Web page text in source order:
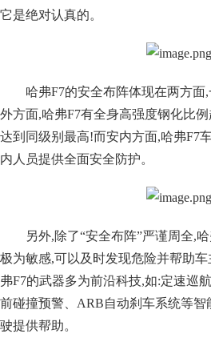
它是绝对认真的。
哈弗F7的安全布阵体现在两方面
外方面,哈弗F7有全身高强度钢化比
达到同级别最高!而安内方面,哈弗F7
内人员提供全面安全防护。
另外,除了“安全布阵”严谨周全,
极为敏感,可以及时发现危险并帮助车
弗F7的武器多为前沿科技,如:定速巡
前碰撞预警、ARB自动刹车系统等智
驶提供帮助。